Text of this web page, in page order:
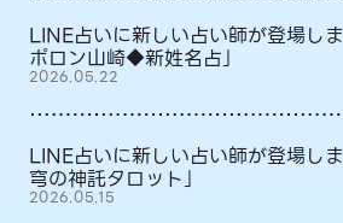
LINE占いに新しい占い師が登場し
ポロン山崎◆新姓名占」
2026.05.22
LINE占いに新しい占い師が登場し
穹の神託タロット」
2026.05.15